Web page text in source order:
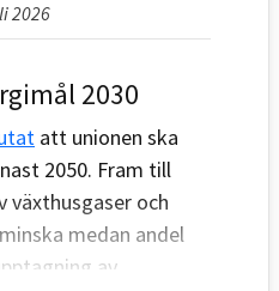
2026
2030
att unionen ska
2050. Fram till
växthusgaser och
medan andel
av